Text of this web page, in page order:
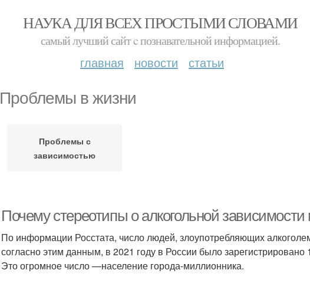
НАУКА ДЛЯ ВСЕХ ПРОСТЫМИ СЛОВАМИ
самый лучший сайт c познавательной информацией.
главная новости статьи
Проблемы в жизни
Проблемы с
зависимостью
Почему стереотипы о алкогольной
По информации Росстата, число людей, злоупотребляющих
согласно этим данным, в 2021 году в России было зарегистрировано
Это огромное число —население города-миллионника.